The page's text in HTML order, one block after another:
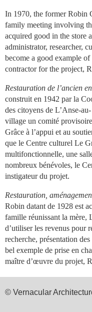
In 1970, the former Robin
family meeting involving
acquired good in the store
administrator, researcher,
become a good example
contractor for the project,
Restauration de l’ancien
construit en 1942 par la
des citoyens de L’Anse-
village un comité
Grâce à l’appui et au
que le Centre culturel Le
multifonctionnelle, une
nombreux bénévoles, le
instigateur du projet.
Restauration,
Robin datant de 1928 est
famille réunissant la mère,
d’utiliser les revenus pour
recherche, présentation
bel exemple de prise en
maître d’œuvre du projet,
© Vernacular